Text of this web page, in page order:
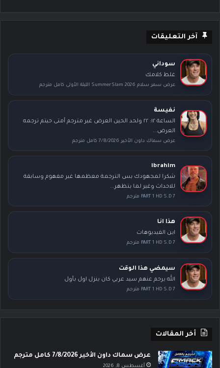
آخر التعليقات
سوداني
غلط كلامك
عرض سمر سلام SummerSlam 2026 الليلة الأولى كامل مترجم
نفيسة
الساعة ١٢: ٢٢ ولحد الحين العرض غير مترجم أمتى حيتم ترجمه
العرض...
عرض سماك داون الأخير 7/8/2026 كامل مترجم
ibrahim
شكرا لمجهودك بس الترجمة معظمها غير مفهوم وسابقة
للاحداث وغير لما بتظهر...
PART 1 HD S.D 7 مترجم
هذا انا
اين الفيديوهات
PART 1 HD S.D 7 مترجم
سيمضي هذا الوقت
الله يرحم عنهم سيد عربي كان ينزل اول بأول
PART 1 HD S.D 7 مترجم
أخر المقالات
عرض سماك داون الأخير 7/8/2026 كامل مترجم
أغسطس 8, 2026